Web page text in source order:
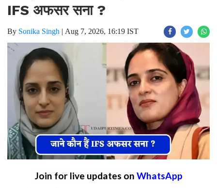
IFS अफसर सना ?
By Sonika Singh | Aug 7, 2026, 16:19 IST
Join for live updates on WhatsApp